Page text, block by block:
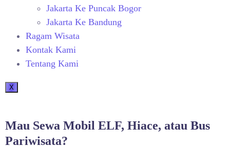
Jakarta Ke Puncak Bogor
Jakarta Ke Bandung
Ragam Wisata
Kontak Kami
Tentang Kami
X
Mau Sewa Mobil ELF, Hiace, atau Bus
Pariwisata?